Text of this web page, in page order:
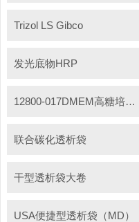
Trizol LS Gibco
发光底物HRP
12800-017DMEM高糖培养基
联合碳化透析袋
干型透析袋大卷
USA便捷型透析袋（MD）